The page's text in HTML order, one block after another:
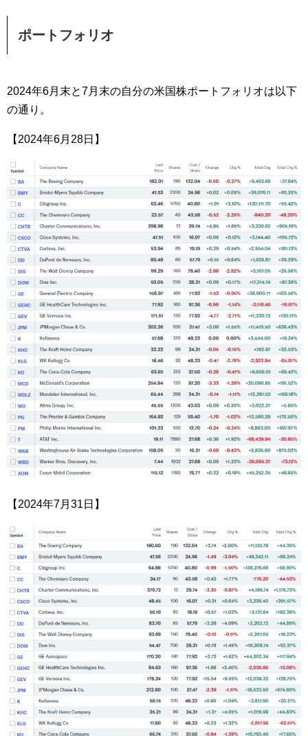
ポートフォリオ
2024年6月末と7月末の自分の米国株ポートフォリオは以下
の通り。
【2024年6月28日】
【2024年7月31日】